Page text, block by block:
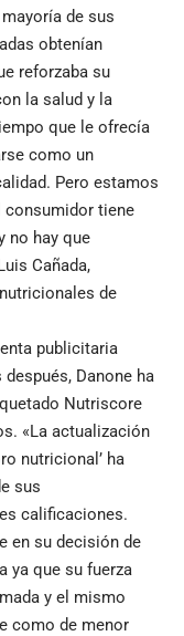
de sus
obtenían
reforzaba su
la salud y la
que le ofrecía
como un
Pero estamos
consumidor tiene
no hay que
Cañada,
de
publicitaria
Danone ha
Nutriscore
«La actualización
nutricional’ ha
sus
calificaciones.
en su decisión de
ya que su fuerza
y el mismo
como de menor